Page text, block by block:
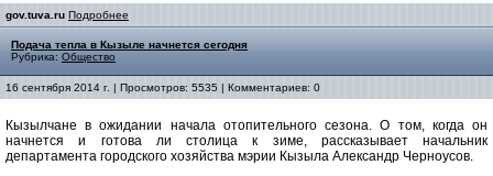
gov.tuva.ru Подробнее
Подача тепла в Кызыле начнется сегодня
Рубрика: Общество
16 сентября 2014 г. | Просмотров: 5535 | Комментариев: 0
Кызылчане в ожидании начала отопительного сезона. О том, когда он
начнется и готова ли столица к зиме, рассказывает начальник
департамента городского хозяйства мэрии Кызыла Александр Черноусов.